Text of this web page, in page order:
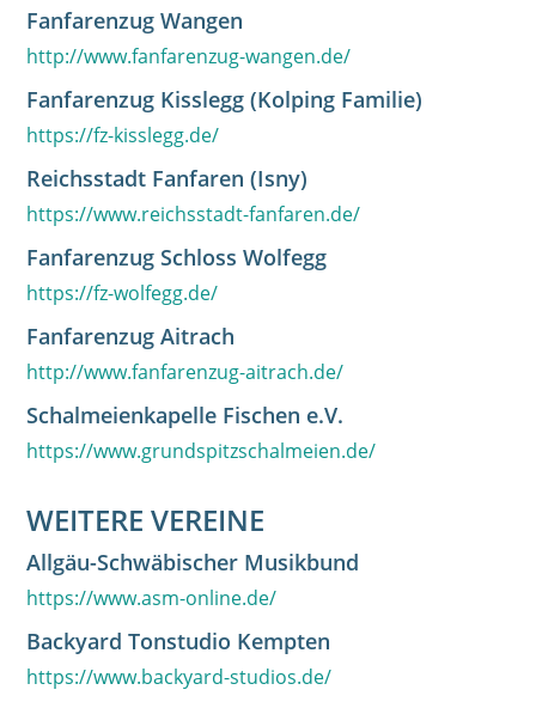
Fanfarenzug Wangen
http://www.fanfarenzug-wangen.de/
Fanfarenzug Kisslegg (Kolping Familie)
https://fz-kisslegg.de/
Reichsstadt Fanfaren (Isny)
https://www.reichsstadt-fanfaren.de/
Fanfarenzug Schloss Wolfegg
https://fz-wolfegg.de/
Fanfarenzug Aitrach
http://www.fanfarenzug-aitrach.de/
Schalmeienkapelle Fischen e.V.
https://www.grundspitzschalmeien.de/
WEITERE VEREINE
Allgäu-Schwäbischer Musikbund
https://www.asm-online.de/
Backyard Tonstudio Kempten
https://www.backyard-studios.de/